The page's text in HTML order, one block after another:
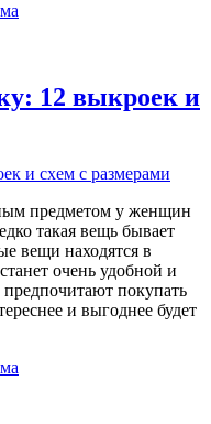
12 выкроек и
предметом у женщин
такая вещь бывает
вещи находятся в
очень удобной и
покупать
и выгоднее будет